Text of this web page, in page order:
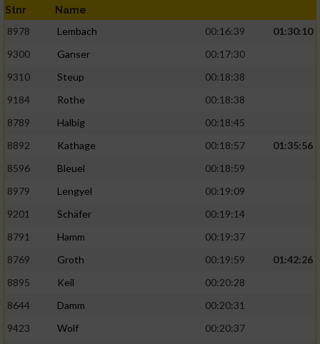
Stnr Name
8978 Lembach 00:16:39
01:30:10
9300
Ganser
00:17:30
9310
Steup
00:18:38
9184
Rothe
00:18:38
8789
Halbig
00:18:45
8892
Kathage 00:18:57
01:35:56
8596
Bleuel
00:18:59
8979
Lengyel
00:19:09
9201
Schäfer
00:19:14
8791
Hamm
00:19:37
8769
Groth 00:19:59
01:42:26
8895
Keil
00:20:28
8644
Damm
00:20:31
9423
Wolf
00:20:37